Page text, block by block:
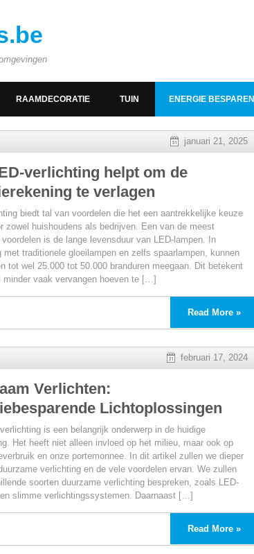
RAAMDECORATIE TUIN ENERGIE BESPAREN
januari 21, 2025
verlichting helpt om de
te verlagen
biedt tal van voordelen die het een aantrekkelijke keuze
zowel huishoudens als bedrijven. Een van de meest
is de lange levensduur van LED-lampen. In
met traditionele gloeilampen en zelfs spaarlampen, kunnen
tot wel 25.000 tot 50.000 branduren meegaan. Dit betekent
minder vaak vervangen hoeven te […]
Read More »
februari 17, 2024
Verlichten:
Lichtoplossingen
is een belangrijk onderwerp in de huidige
Het heeft niet alleen invloed op het milieu, maar ook op
en onze portemonnee. In dit artikel zullen we dieper
verlichting en de vele voordelen ervan. We zullen
soorten duurzame verlichting bespreken, zoals LED-
slimme verlichtingssystemen. Daarnaast […]
Read More »